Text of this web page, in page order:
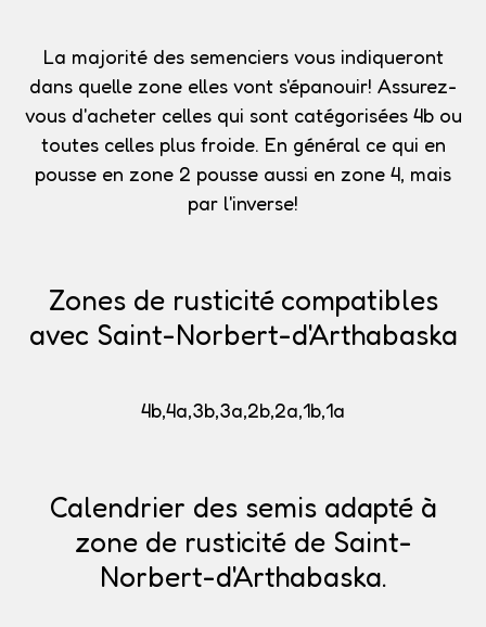
La majorité des semenciers vous indiqueront
dans quelle zone elles vont s'épanouir! Assurez-
vous d'acheter celles qui sont catégorisées 4bou
toutes celles plus froide. En général ce qui en
pousse en zone 2 pousse aussi en zone 4, mais
par l'inverse!
Zones de rusticité compatibles
avec Saint-Norbert-d'Arthabaska
4b,4a,3b,3a,2b,2a,1b,1a
Calendrier des semis adapté à
zone de rusticité de Saint-
Norbert-d'Arthabaska.